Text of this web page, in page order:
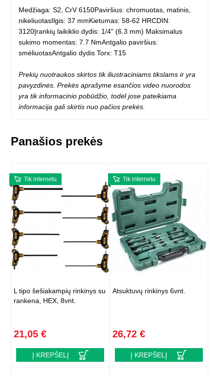
Medžiaga: S2, CrV 6150Paviršius: chromuotas, matinis,
nikeliuotasIlgis: 37 mmKietumas: 58-62 HRCDIN:
3120Įrankių laikiklio dydis: 1/4" (6.3 mm) Maksimalus
sukimo momentas: 7.7 NmAntgalio paviršius:
smėliuotasAntgalio dydis Torx: T15
Prekių nuotraukos skirtos tik iliustraciniams tikslams ir yra
pavyzdinės. Prekės aprašyme esančios video nuorodos
yra tik informacinio pobūdžio, todėl jose pateikiama
informacija gali skirtis nuo pačios prekės.
Panašios prekės
Tik internetu
L tipo šešiakampių rinkinys su
rankena, HEX, 8vnt.
21,05 €
Į KREPŠELĮ
Tik internetu
Atsuktuvų rinkinys 6vnt.
26,72 €
Į KREPŠELĮ